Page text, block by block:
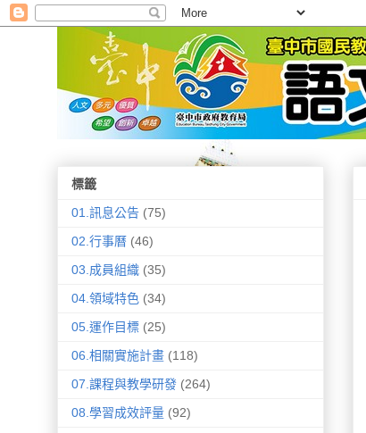
標籤
01.訊息公告 (75)
02.行事曆 (46)
03.成員組織 (35)
04.領域特色 (34)
05.運作目標 (25)
06.相關實施計畫 (118)
07.課程與教學研發 (264)
08.學習成效評量 (92)